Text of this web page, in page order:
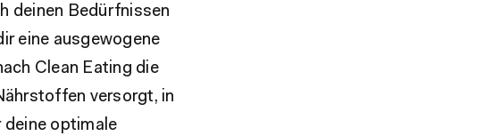
deinen Bedürfnissen
eine ausgewogene
Clean Eating die
versorgt, in
optimale